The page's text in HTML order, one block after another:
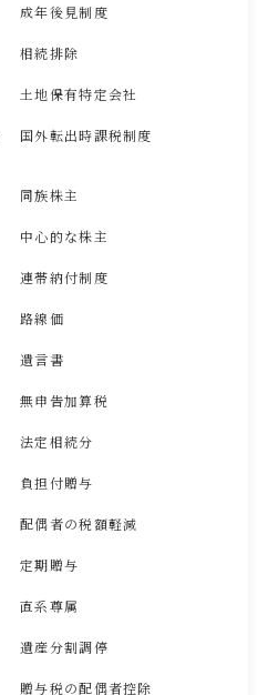
成年後見制度
相続排除
土地保有特定会社
国外転出時課税制度
同族株主
中心的な株主
連帯納付制度
路線価
遺言書
無申告加算税
法定相続分
負担付贈与
配偶者の税額軽減
定期贈与
直系尊属
遺産分割調停
贈与税の配偶者控除